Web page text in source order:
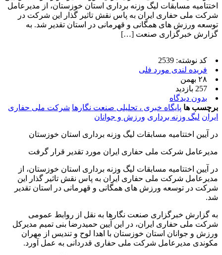
اختتامیه مسابقات لیگ وزنه برداری استان خوزستان، از مدیرعامل
شرکت ملی حفاری ایران به پاس نقش تاثیر گذار این شرکت در
توسعه ورزش های همگانی و قهرمانی در استان تقدیر شد. به
گزارش خبرگزاری صنعت […]
کد نوشته: 2539
فریده لندی مورد فلی
۲۸ بهمن
257 بازدید
بدون دیدگاه
برچسب ها پایگاه خبری ، تحلیلی صنعت نگارها شرکت ملی حفاری
ایران لیگ وزنه برداری ورزش و جوانان
در آیین اختتامیه مسابقات لیگ وزنه برداری استان خوزستان
مدیرعامل شرکت ملی حفاری ایران مورد تقدیر قرار گرفت
در آیین اختتامیه مسابقات لیگ وزنه برداری استان خوزستان، از
مدیرعامل شرکت ملی حفاری ایران به پاس نقش تاثیر گذار این
شرکت در توسعه ورزش های همگانی و قهرمانی در استان تقدیر
شد.
به گزارش خبرگزاری صنعت نگارها به نقل از روابط عمومی
شرکت ملی حفاری ایران، در این آیین حمیدرضا بنی تمیم مدیرکل
ورزش و جوانان استان خوزستان با اهدا لوح و تندیس از مهران
مکوندی مدیرعامل شرکت ملی حفاری قدردانی به عمل آورد.